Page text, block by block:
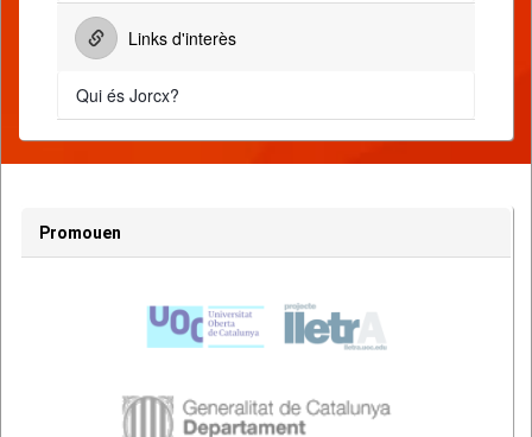
Links d'interès
Qui és Jorcx?
Promouen